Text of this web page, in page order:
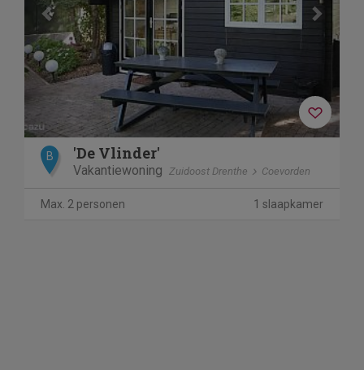
B 'De Vlinder'
Vakantiewoning Zuidoost Drenthe Coevorden
Max. 2 personen 1 slaapkamer